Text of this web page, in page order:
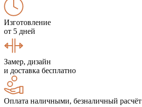
Изготовление
от 5 дней
Замер, дизайн
и доставка бесплатно
Оплата наличными, безналичный расчёт